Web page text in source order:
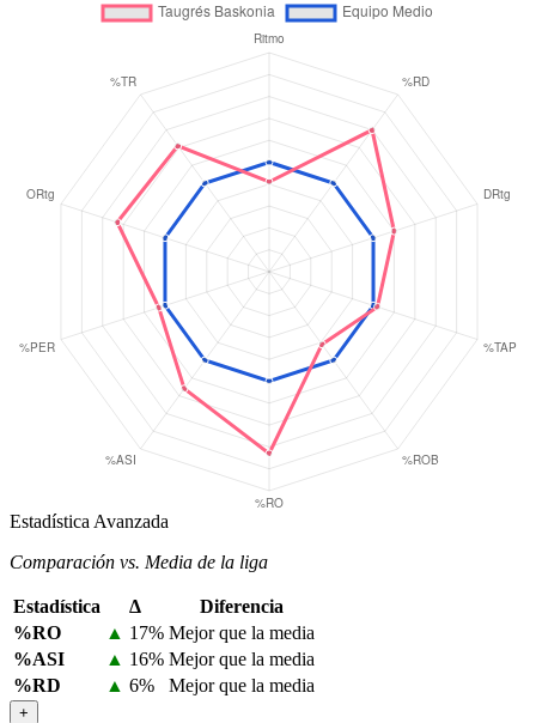
Estadística Avanzada
Comparación vs. Media de la liga
Estadística Δ
Diferencia
%RO
▲ 17% Mejor que la media
%ASI
▲ 16% Mejor que la media
%RD
▲ 6% Mejor que la media
+